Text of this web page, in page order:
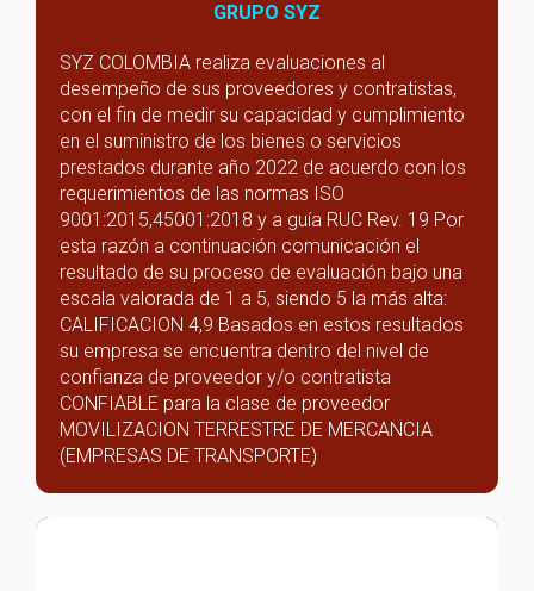
GRUPO SYZ
SYZ COLOMBIA realiza evaluaciones al
desempeño de sus proveedores y contratistas,
con el fin de medir su capacidad y cumplimiento
en el suministro de los bienes o servicios
prestados durante año 2022 de acuerdo con los
requerimientos de las normas ISO
9001:2015,45001:2018 y a guía RUC Rev. 19 Por
esta razón a continuación comunicación el
resultado de su proceso de evaluación bajo una
escala valorada de 1 a 5, siendo 5 la más alta:
CALIFICACION 4,9 Basados en estos resultados
su empresa se encuentra dentro del nivel de
confianza de proveedor y/o contratista
CONFIABLE para la clase de proveedor
MOVILIZACION TERRESTRE DE MERCANCIA
(EMPRESAS DE TRANSPORTE)